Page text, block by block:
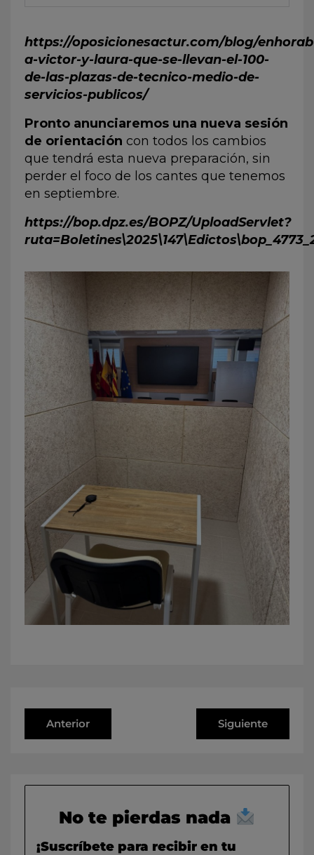
https://oposicionesactur.com/blog/
a-victor-y-laura-que-se-llevan-el-100-
de-las-plazas-de-tecnico-medio-de-
servicios-publicos/
Pronto anunciaremos una nueva sesión
de orientación con todos los cambios
que tendrá esta nueva preparación, sin
perder el foco de los cantes que tenemos
en septiembre.
https://bop.dpz.es/BOPZ/UploadServlet?
Anterior Siguiente
No te pierdas nada
¡Suscríbete para recibir en tu